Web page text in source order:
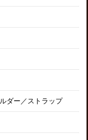
ダー／ストラップ